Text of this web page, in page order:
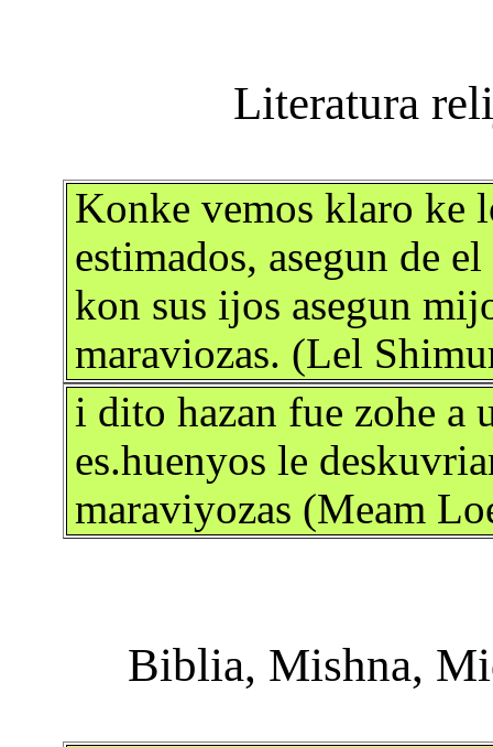
Konke vemos klaro ke
estimados, asegun de
kon sus ijos asegun
maraviozas. (Lel
i dito hazan fue zohe a
es.huenyos le
maraviyozas (Meam